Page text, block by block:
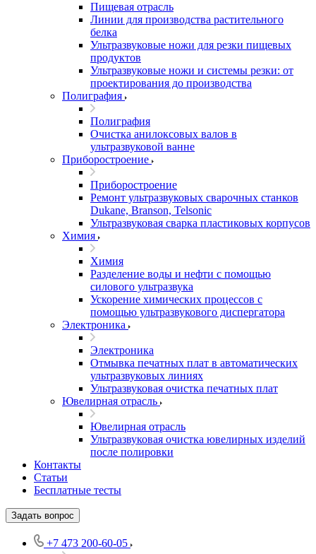
Пищевая отрасль
Линии для производства растительного
белка
Ультразвуковые ножи для резки пищевых
продуктов
Ультразвуковые ножи и системы резки: от
проектирования до производства
Полиграфия
Полиграфия
Очистка анилоксовых валов в
ультразвуковой ванне
Приборостроение
Приборостроение
Ремонт ультразвуковых сварочных станков
Dukane, Branson, Telsonic
Ультразвуковая сварка пластиковых корпусов
Химия
Химия
Разделение воды и нефти с помощью
силового ультразвука
Ускорение химических процессов с
помощью ультразвукового диспергатора
Электроника
Электроника
Отмывка печатных плат в автоматических
ультразвуковых линиях
Ультразвуковая очистка печатных плат
Ювелирная отрасль
Ювелирная отрасль
Ультразвуковая очистка ювелирных изделий
после полировки
Контакты
Статьи
Бесплатные тесты
Задать вопрос
+7 473 200-60-05